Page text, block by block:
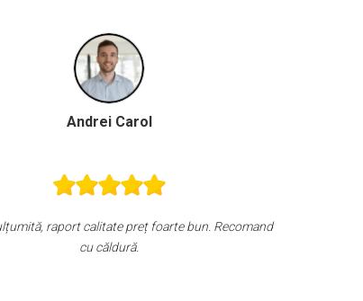
Ion - Alexandru Mandreanu
Produs excelent, util, usor de folosit si convenabil pret/ calitate.